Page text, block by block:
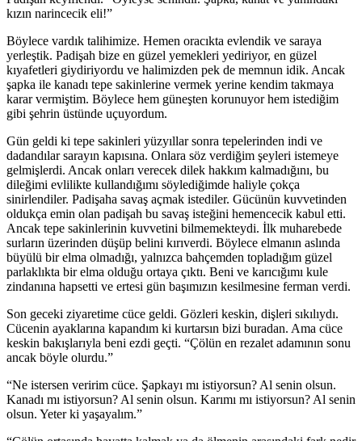
kızın narincecik eli!”
Böylece vardık talihimize. Hemen oracıkta evlendik ve saraya
yerleştik. Padişah bize en güzel yemekleri yediriyor, en güzel
kıyafetleri giydiriyordu ve halimizden pek de memnun idik. Ancak
şapka ile kanadı tepe sakinlerine vermek yerine kendim takmaya
karar vermiştim. Böylece hem güneşten korunuyor hem istediğim
gibi şehrin üstünde uçuyordum.
Gün geldi ki tepe sakinleri yüzyıllar sonra tepelerinden indi ve
dadandılar sarayın kapısına. Onlara söz verdiğim şeyleri istemeye
gelmişlerdi. Ancak onları verecek dilek hakkım kalmadığını, bu
dileğimi evlilikte kullandığımı söylediğimde haliyle çokça
sinirlendiler. Padişaha savaş açmak istediler. Gücünün kuvvetinden
oldukça emin olan padişah bu savaş isteğini hemencecik kabul etti.
Ancak tepe sakinlerinin kuvvetini bilmemekteydi. İlk muharebede
surların üzerinden düşüp belini kırıverdi. Böylece elmanın aslında
büyülü bir elma olmadığı, yalnızca bahçemden topladığım güzel
parlaklıkta bir elma olduğu ortaya çıktı. Beni ve karıcığımı kule
zindanına hapsetti ve ertesi gün başımızın kesilmesine ferman verdi.
Son geceki ziyaretime cüce geldi. Gözleri keskin, dişleri sıkılıydı.
Cücenin ayaklarına kapandım ki kurtarsın bizi buradan. Ama cüce
keskin bakışlarıyla beni ezdi geçti. “Çölün en rezalet adamının sonu
ancak böyle olurdu.”
“Ne istersen veririm cüce. Şapkayı mı istiyorsun? Al senin olsun.
Kanadı mı istiyorsun? Al senin olsun. Karımı mı istiyorsun? Al senin
olsun. Yeter ki yaşayalım.”